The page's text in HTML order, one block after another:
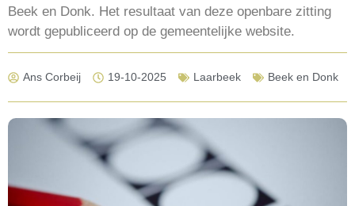
Beek en Donk. Het resultaat van deze openbare zitting
wordt gepubliceerd op de gemeentelijke website.
Ans Corbeij 19-10-2025 Laarbeek Beek en Donk